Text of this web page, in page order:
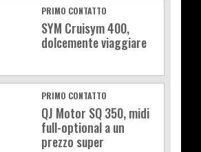
PRIMO CONTATTO
SYM Cruisym 400,
dolcemente viaggiare
PRIMO CONTATTO
QJ Motor SQ 350, midi
full-optional a un
prezzo super